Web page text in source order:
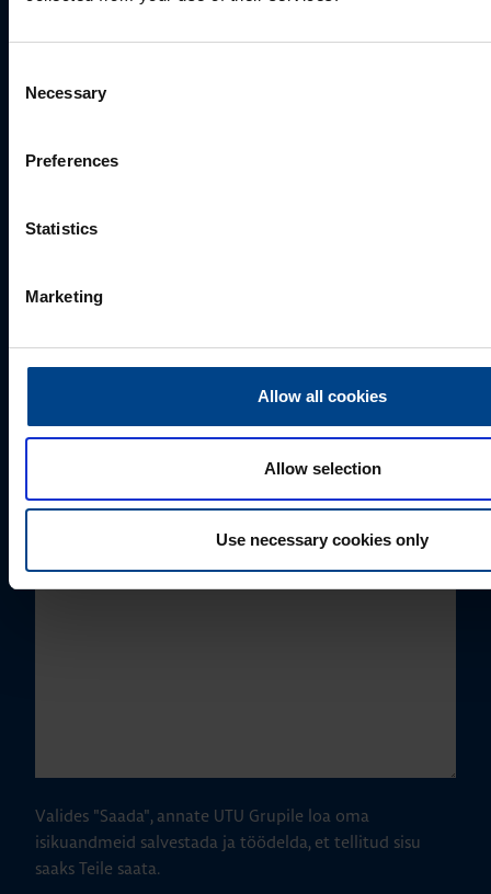
Selection
Necessary
Preferences
Statistics
Marketing
Allow all cookies
Allow selection
Use necessary cookies only
E-post*
Kuidas saame Teid aidata?
Valides "Saada", annate UTU Grupile loa oma
isikuandmeid salvestada ja töödelda, et tellitud sisu
saaks Teile saata.